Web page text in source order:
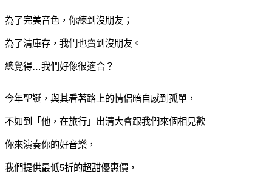
為了完美音色，你練到沒朋友；
為了清庫存，我們也賣到沒朋友。
總覺得…我們好像很適合？
今年聖誕，與其看著路上的情侶暗自感到孤單，
不如到「他，在旅行」出清大會跟我們來個相見歡——
你來演奏你的好音樂，
我們提供最低5折的超甜優惠價，